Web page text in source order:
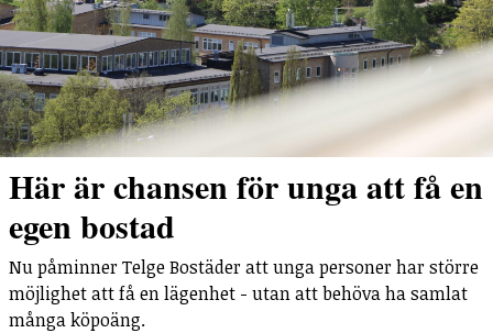
Här är chansen för unga att få en
egen bostad
Nu påminner Telge Bostäder att unga personer har större
möjlighet att få en lägenhet - utan att behöva ha samlat
många köpoäng.